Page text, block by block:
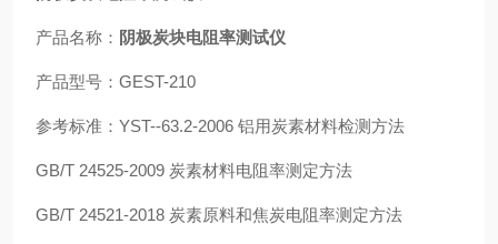
产品名称： 阴极炭块电阻率测试仪
产品型号：GEST-210
参考标准：YST--63.2-2006 铝用炭素材料检测方法
GB/T 24525-2009 炭素材料电阻率测定方法
GB/T 24521-2018 炭素原料和焦炭电阻率测定方法